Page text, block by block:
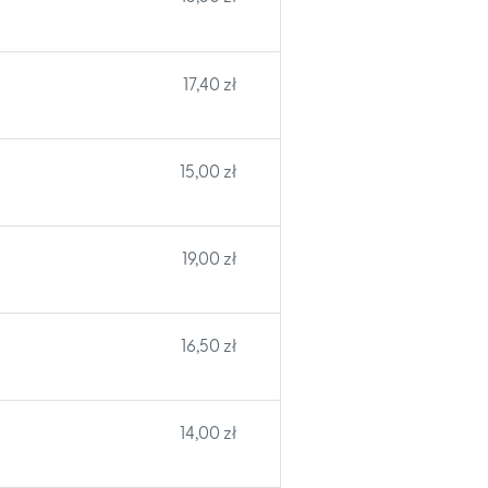
17,40 zł
15,00 zł
19,00 zł
16,50 zł
14,00 zł